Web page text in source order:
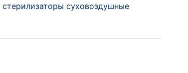
стерилизаторы суховоздушные